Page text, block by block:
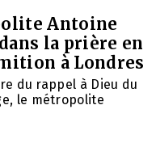
Antoine
la prière en
à Londres
du rappel à Dieu du
le métropolite